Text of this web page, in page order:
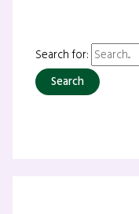
Search for: